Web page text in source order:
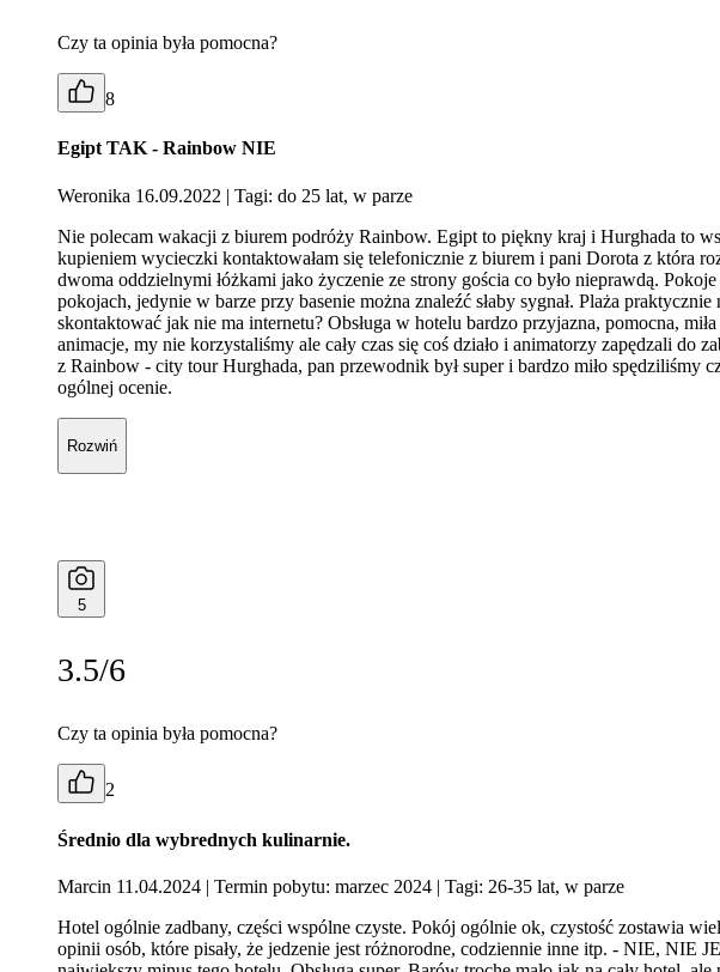
Czy ta opinia była pomocna?
8
Egipt TAK - Rainbow NIE
Weronika 16.09.2022 | Tagi: do 25 lat, w parze
Nie polecam wakacji z biurem podróży Rainbow. Egipt to piękny kraj i Hurghada to
kupieniem wycieczki kontaktowałam się telefonicznie z biurem i pani Dorota z która
dwoma oddzielnymi łóżkami jako życzenie ze strony gościa co było nieprawdą.
pokojach, jedynie w barze przy basenie można znaleźć słaby sygnał. Plaża
skontaktować jak nie ma internetu? Obsługa w hotelu bardzo przyjazna, pomocna,
animacje, my nie korzystaliśmy ale cały czas się coś działo i animatorzy zapędzali
z Rainbow - city tour Hurghada, pan przewodnik był super i bardzo miło
ogólnej ocenie.
Rozwiń
5
3.5/6
Czy ta opinia była pomocna?
2
Średnio dla wybrednych kulinarnie.
Marcin 11.04.2024 | Termin pobytu: marzec 2024 | Tagi: 26-35 lat, w parze
Hotel ogólnie zadbany, części wspólne czyste. Pokój ogólnie ok, czystość zostawia
opinii osób, które pisały, że jedzenie jest różnorodne, codziennie inne itp. - NIE, NIE